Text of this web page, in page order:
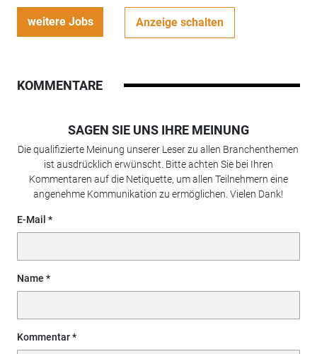
weitere Jobs Anzeige schalten
KOMMENTARE
SAGEN SIE UNS IHRE MEINUNG
Die qualifizierte Meinung unserer Leser zu allen Branchenthemen
ist ausdrücklich erwünscht. Bitte achten Sie bei Ihren
Kommentaren auf die Netiquette, um allen Teilnehmern eine
angenehme Kommunikation zu ermöglichen. Vielen Dank!
E-Mail
Name
Kommentar